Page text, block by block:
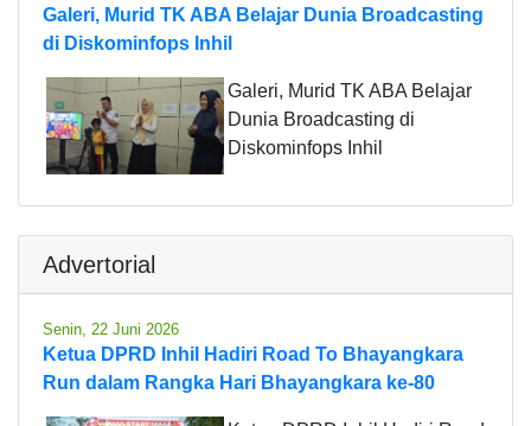
Galeri, Murid TK ABA Belajar Dunia Broadcasting
di Diskominfops Inhil
Galeri, Murid TK ABA Belajar
Dunia Broadcasting di
Diskominfops Inhil
Advertorial
Senin, 22 Juni 2026
Ketua DPRD Inhil Hadiri Road To Bhayangkara
Run dalam Rangka Hari Bhayangkara ke-80